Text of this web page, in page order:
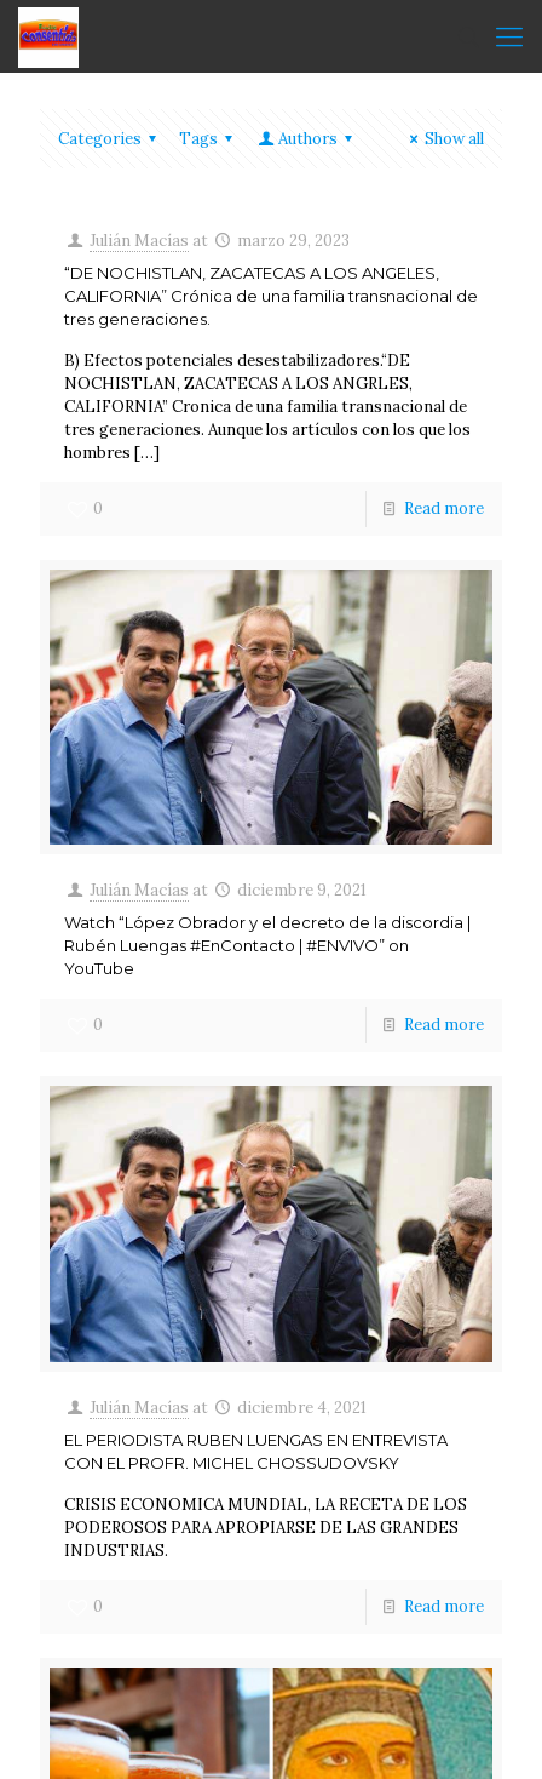
Categories Tags Authors Show all
Julián Macías at marzo 29, 2023
“DE NOCHISTLAN, ZACATECAS A LOS ANGELES,
CALIFORNIA” Crónica de una familia transnacional de
tres generaciones.
B) Efectos potenciales desestabilizadores.“DE
NOCHISTLAN, ZACATECAS A LOS ANGRLES,
CALIFORNIA” Cronica de una familia transnacional de
tres generaciones. Aunque los artículos con los que los
hombres […]
0 Read more
Julián Macías at diciembre 9, 2021
Watch “López Obrador y el decreto de la discordia |
Rubén Luengas #EnContacto | #ENVIVO” on
YouTube
0 Read more
Julián Macías at diciembre 4, 2021
EL PERIODISTA RUBEN LUENGAS EN ENTREVISTA
CON EL PROFR. MICHEL CHOSSUDOVSKY
CRISIS ECONOMICA MUNDIAL, LA RECETA DE LOS
PODEROSOS PARA APROPIARSE DE LAS GRANDES
INDUSTRIAS.
0 Read more